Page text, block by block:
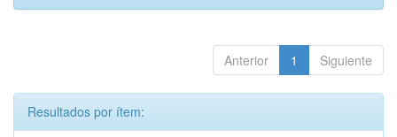
Anterior 1 Siguiente
Resultados por ítem: